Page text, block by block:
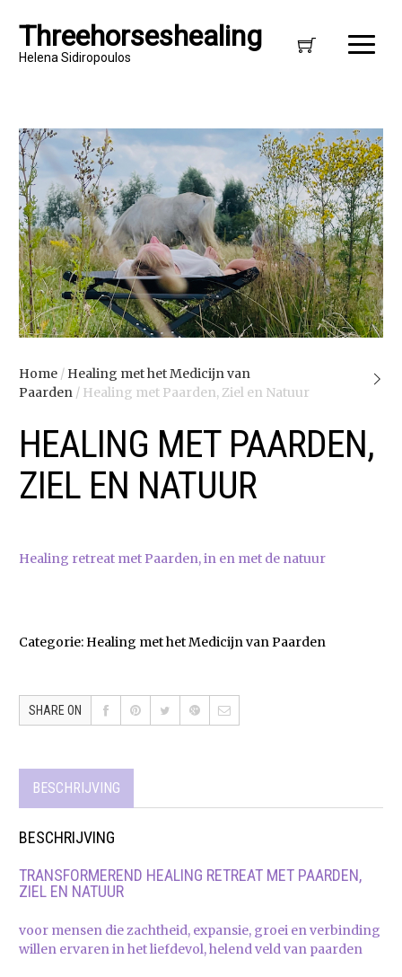
Threehorseshealing
Helena Sidiropoulos
Home / Healing met het Medicijn van
Paarden / Healing met Paarden, Ziel en Natuur
HEALING MET PAARDEN,
ZIEL EN NATUUR
Healing retreat met Paarden, in en met de natuur
Categorie: Healing met het Medicijn van Paarden
SHARE ON
BESCHRIJVING
BESCHRIJVING
TRANSFORMEREND HEALING RETREAT MET PAARDEN,
ZIEL EN NATUUR
voor mensen die zachtheid, expansie, groei en verbinding
willen ervaren in het liefdevol, helend veld van paarden